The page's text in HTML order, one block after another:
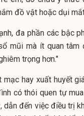
đồ vật hoặc dụi
đa phần các bậc
mũi mà ít quan tâm
trọng hơn."
hay xuất huyết
có thói quen tự
đến việc điều trị